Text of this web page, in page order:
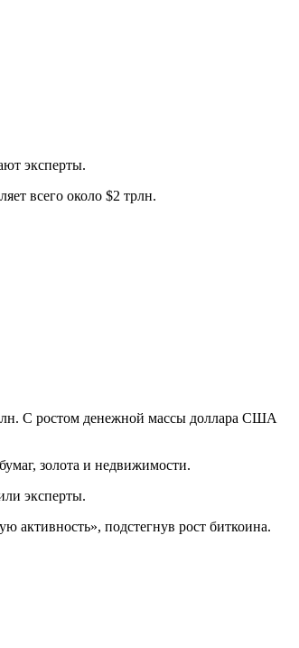
эксперты.
всего около $2 трлн.
С ростом денежной массы доллара США
золота и недвижимости.
эксперты.
активность», подстегнув рост биткоина.